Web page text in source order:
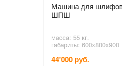
Машина для
ШПШ
масса: 55 кг.
габариты: 600х800х900
44'000 руб.